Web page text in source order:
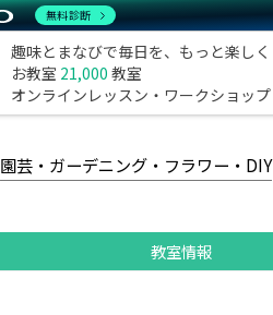
趣味とまなびで毎日を、もっと楽しく
お教室 21,000 教室
オンラインレッスン・ワークショップ
園芸・ガーデニング・フラワー・DIY
教室情報
無料診断